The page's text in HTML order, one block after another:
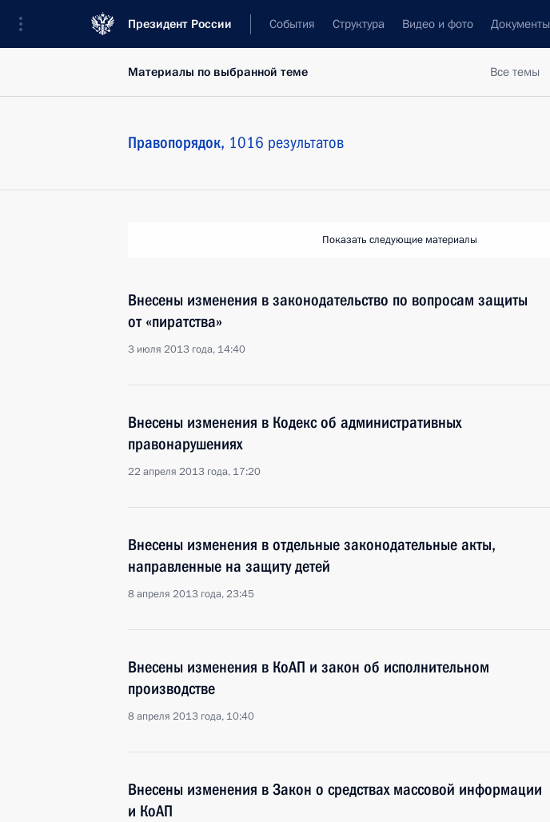
Президент России События Структура Видео и фото Документы
Все темы
Материалы по выбранной теме
Правопорядок, 1016 результатов
Показать следующие материалы
Внесены изменения в законодательство по вопросам защиты
от «пиратства»
3 июля 2013 года, 14:40
Внесены изменения в Кодекс об административных
правонарушениях
22 апреля 2013 года, 17:20
Внесены изменения в отдельные законодательные акты,
направленные на защиту детей
8 апреля 2013 года, 23:45
Внесены изменения в КоАП и закон об исполнительном
производстве
8 апреля 2013 года, 10:40
Внесены изменения в Закон о средствах массовой информации
и КоАП